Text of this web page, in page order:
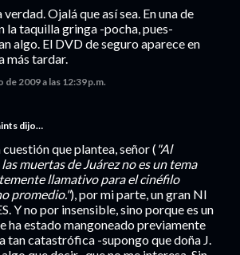
verdad. Ojalá que así sea. En una de
la taquilla gringa -pocha, pues-
algo. El DVD de seguro aparece en
más tardar.
de 2009 a las 12:39 p.m.
dijo…
que plantea, señor ( "Al
muertas de Juárez no es un tema
llamativo para el cinéfilo
promedio."), por mi parte, un gran NI
Y no por insensible, sino porque es un
ha estado mangoneado previamente
tan catastrófica -supongo que doña J.